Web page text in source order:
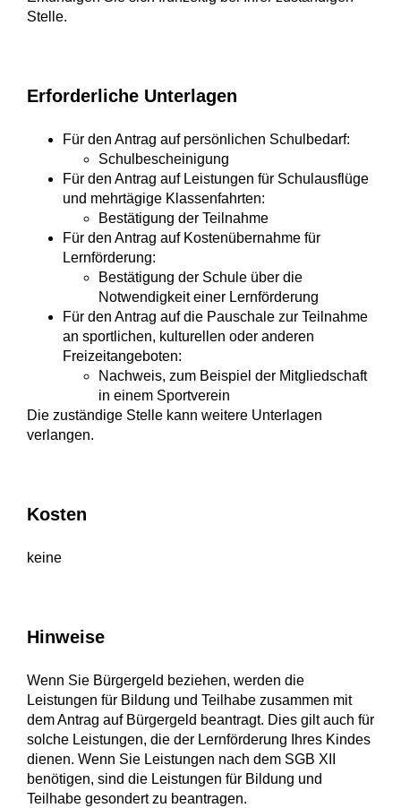
Stelle.
Erforderliche Unterlagen
Für den Antrag auf persönlichen Schulbedarf:
Schulbescheinigung
Für den Antrag auf Leistungen für Schulausflüge
und mehrtägige Klassenfahrten:
Bestätigung der Teilnahme
Für den Antrag auf Kostenübernahme für
Lernförderung:
Bestätigung der Schule über die
Notwendigkeit einer Lernförderung
Für den Antrag auf die Pauschale zur Teilnahme
an sportlichen, kulturellen oder anderen
Freizeitangeboten:
Nachweis, zum Beispiel der Mitgliedschaft
in einem Sportverein
Die zuständige Stelle kann weitere Unterlagen
verlangen.
Kosten
keine
Hinweise
Wenn Sie Bürgergeld beziehen, werden die
Leistungen für Bildung und Teilhabe zusammen mit
dem Antrag auf Bürgergeld beantragt. Dies gilt auch für
solche Leistungen, die der Lernförderung Ihres Kindes
dienen. Wenn Sie Leistungen nach dem SGB XII
benötigen, sind die Leistungen für Bildung und
Teilhabe gesondert zu beantragen.